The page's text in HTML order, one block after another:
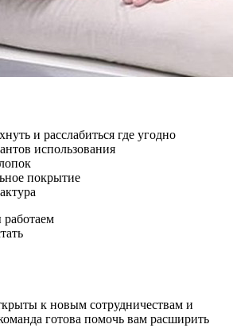
и расслабиться где угодно
использования
покрытие
работаем
к новым сотрудничествам и
готова помочь вам расширить